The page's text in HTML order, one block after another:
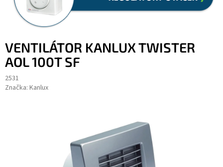
VENTILÁTOR KANLUX TWISTER
AOL 100T SF
2531
Značka: Kanlux